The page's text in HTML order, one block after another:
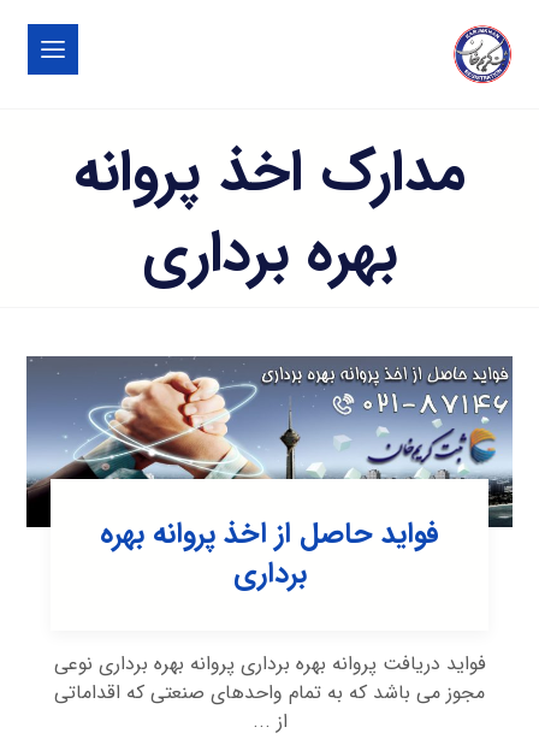
مدارک اخذ پروانه
بهره برداری
فواید حاصل از اخذ پروانه بهره
برداری
فواید دریافت پروانه بهره برداری پروانه بهره برداری نوعی
مجوز می باشد که به تمام واحدهای صنعتی که اقداماتی
از ...